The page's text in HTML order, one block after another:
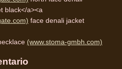
black</a><a
face denali jacket
(www.stoma-gmbh.com)